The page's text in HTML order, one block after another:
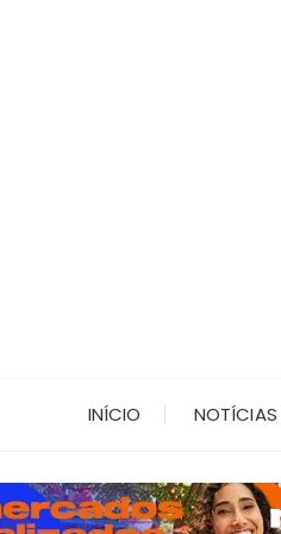
INÍCIO NOTÍCIAS